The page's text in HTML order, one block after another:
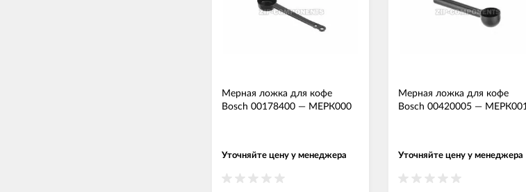
Мерная ложка для кофе
Bosch 00178400 — МЕРК000
Уточняйте цену у менеджера
Мерная ложка для кофе
Bosch 00420005 — МЕРК001
Уточняйте цену у менеджера